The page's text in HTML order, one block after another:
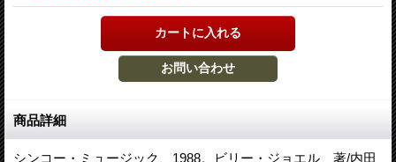
商品詳細
シンコー・ミュージック、1988。ビリー・ジョエル 著/内田